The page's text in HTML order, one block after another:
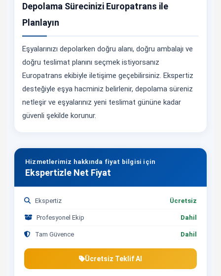
Depolama Sürecinizi Europatrans ile
Planlayın
Eşyalarınızı depolarken doğru alanı, doğru ambalajı ve
doğru teslimat planını seçmek istiyorsanız
Europatrans ekibiyle iletişime geçebilirsiniz. Ekspertiz
desteğiyle eşya hacminiz belirlenir, depolama süreniz
netleşir ve eşyalarınız yeni teslimat gününe kadar
güvenli şekilde korunur.
Hizmetlerimiz hakkında fiyat bilgisi için
Ekspertizle Net Fiyat
Ekspertiz Ücretsiz
Profesyonel Ekip Dahil
Tam Güvence Dahil
Ücretsiz Teklif Al